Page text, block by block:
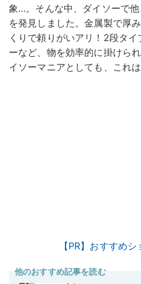
象…。そんな中、ダイソーで
を発見しました。金属製で厚
くりで頼りがいアリ！2段タ
ーなど、物を効率的に掛けら
イソーマニアとしても、これ
【PR】おすすめ
他のおすすめ記事を読む